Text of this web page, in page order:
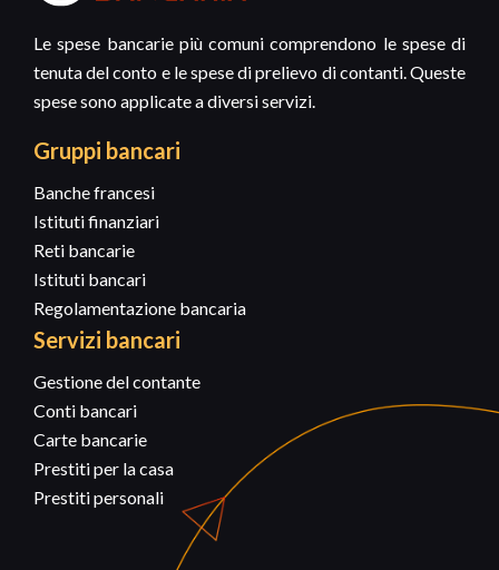
Le spese bancarie più comuni comprendono le spese di
tenuta del conto e le spese di prelievo di contanti. Queste
spese sono applicate a diversi servizi.
Gruppi bancari
Banche francesi
Istituti finanziari
Reti bancarie
Istituti bancari
Regolamentazione bancaria
Servizi bancari
Gestione del contante
Conti bancari
Carte bancarie
Prestiti per la casa
Prestiti personali